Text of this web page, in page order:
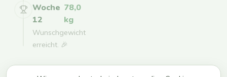
Woche
12
78,0
kg
Wunschgewicht
erreicht. 🎉